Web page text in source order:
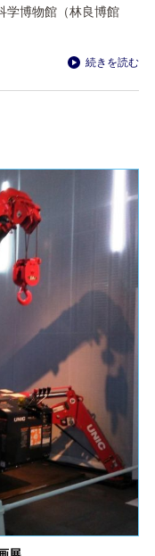
博物館（林良博館
続きを読む